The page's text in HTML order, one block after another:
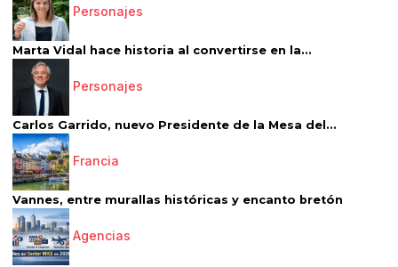
Personajes
Marta Vidal hace historia al convertirse en la...
Personajes
Carlos Garrido, nuevo Presidente de la Mesa del...
Francia
Vannes, entre murallas históricas y encanto bretón
Agencias